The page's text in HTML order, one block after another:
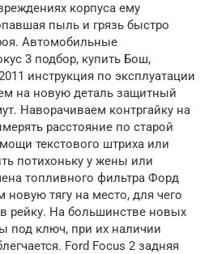
корпуса ему
пыль и грязь быстро
Автомобильные
3 подбор, купить Бош,
инструкция по эксплуатации
на новую деталь защитный
Наворачиваем контргайку на
расстояние по старой
текстового штриха или
потихоньку у жены или
топливного фильтра Форд
тягу на место, для чего
рейку. На большинстве новых
под ключ, при их наличии
Ford Focus 2 задняя